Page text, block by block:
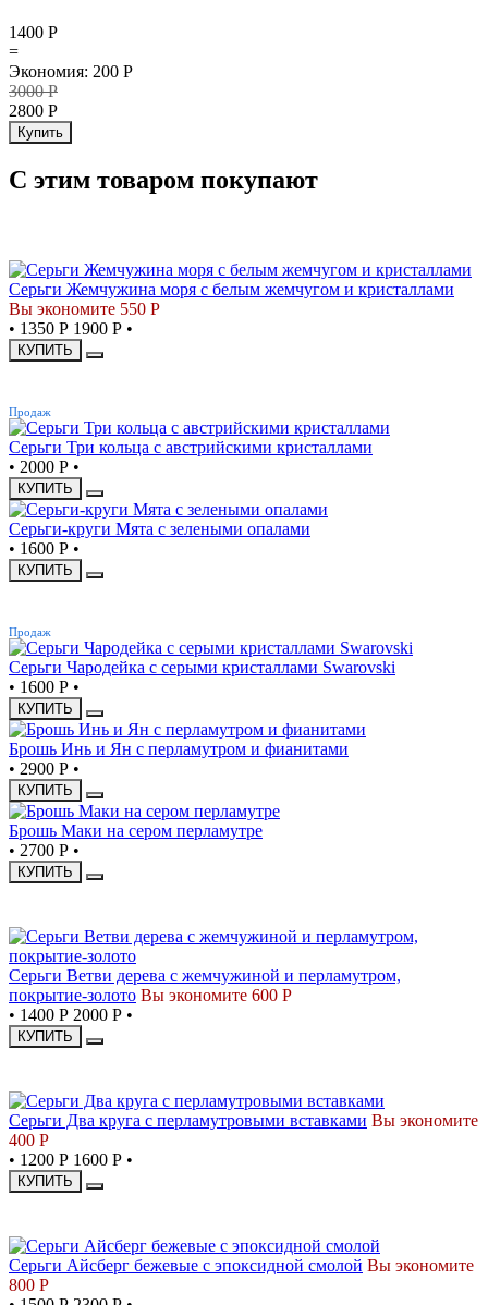
1400 Р
=
Экономия: 200 Р
3000Р
2800 Р
Купить
С этим товаром покупают
Серьги Жемчужина моря с белым жемчугом и кристаллами
Вы экономите 550 Р
• 1350 Р 1900 Р •
КУПИТЬ
Продаж
Серьги Три кольца с австрийскими кристаллами
• 2000 Р •
КУПИТЬ
Серьги-круги Мята с зелеными опалами
• 1600 Р •
КУПИТЬ
Продаж
Серьги Чародейка с серыми кристаллами Swarovski
• 1600 Р •
КУПИТЬ
Брошь Инь и Ян с перламутром и фианитами
• 2900 Р •
КУПИТЬ
Брошь Маки на сером перламутре
• 2700 Р •
КУПИТЬ
Серьги Ветви дерева с жемчужиной и перламутром,
покрытие-золото Вы экономите 600 Р
• 1400 Р 2000 Р •
КУПИТЬ
Серьги Два круга с перламутровыми вставками Вы экономите
400 Р
• 1200 Р 1600 Р •
КУПИТЬ
Серьги Айсберг бежевые с эпоксидной смолой Вы экономите
800 Р